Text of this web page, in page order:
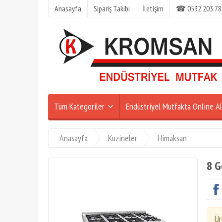
Anasayfa Sipariş Takibi İletişim ☎ 0532 203
Tüm Kategoriler Endüstriyel Mutfakta Online
Anasayfa Kuzineler Himaksan
8